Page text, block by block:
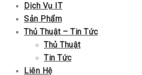
Dịch Vụ IT
Sản Phẩm
Thủ Thuật – Tin Tức
Thủ Thuật
Tin Tức
Liên Hệ